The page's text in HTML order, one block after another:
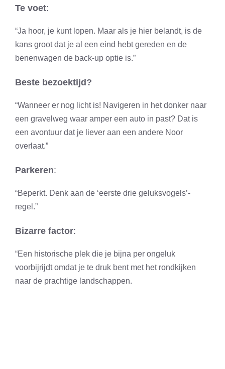
Te voet:
“Ja hoor, je kunt lopen. Maar als je hier belandt, is de
kans groot dat je al een eind hebt gereden en de
benenwagen de back-up optie is.”
Beste bezoektijd?
“Wanneer er nog licht is! Navigeren in het donker naar
een gravelweg waar amper een auto in past? Dat is
een avontuur dat je liever aan een andere Noor
overlaat.”
Parkeren:
“Beperkt. Denk aan de ‘eerste drie geluksvogels’-
regel.”
Bizarre factor:
“Een historische plek die je bijna per ongeluk
voorbijrijdt omdat je te druk bent met het rondkijken
naar de prachtige landschappen.